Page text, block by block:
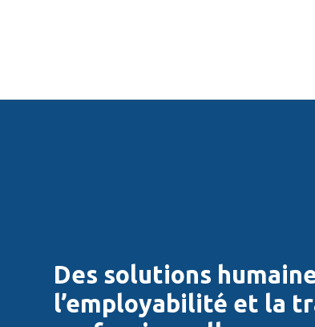
Des solutions
l’employabilité et la